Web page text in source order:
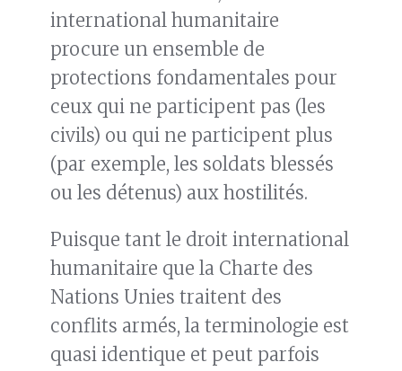
international humanitaire
procure un ensemble de
protections fondamentales pour
ceux qui ne participent pas (les
civils) ou qui ne participent plus
(par exemple, les soldats blessés
ou les détenus) aux hostilités.
Puisque tant le droit international
humanitaire que la Charte des
Nations Unies traitent des
conflits armés, la terminologie est
quasi identique et peut parfois